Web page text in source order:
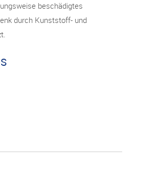
beschädigtes
durch Kunststoff- und